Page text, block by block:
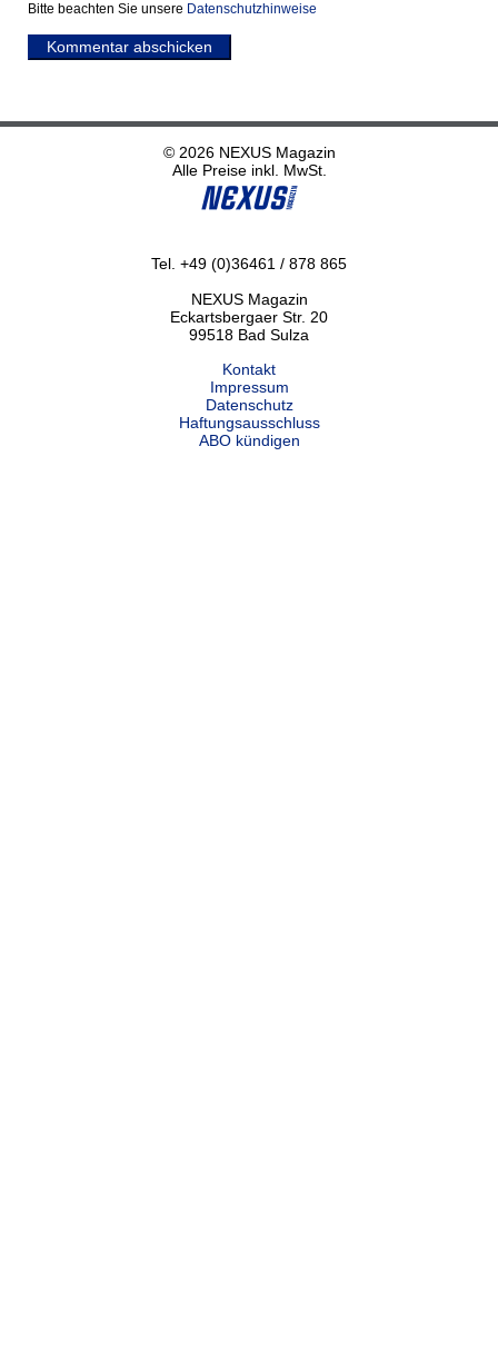
Bitte beachten Sie unsere Datenschutzhinweise
Kommentar abschicken
© 2026 NEXUS Magazin
Alle Preise inkl. MwSt.
Tel. +49 (0)36461 / 878 865
NEXUS Magazin
Eckartsbergaer Str. 20
99518 Bad Sulza
Kontakt
Impressum
Datenschutz
Haftungsausschluss
ABO kündigen